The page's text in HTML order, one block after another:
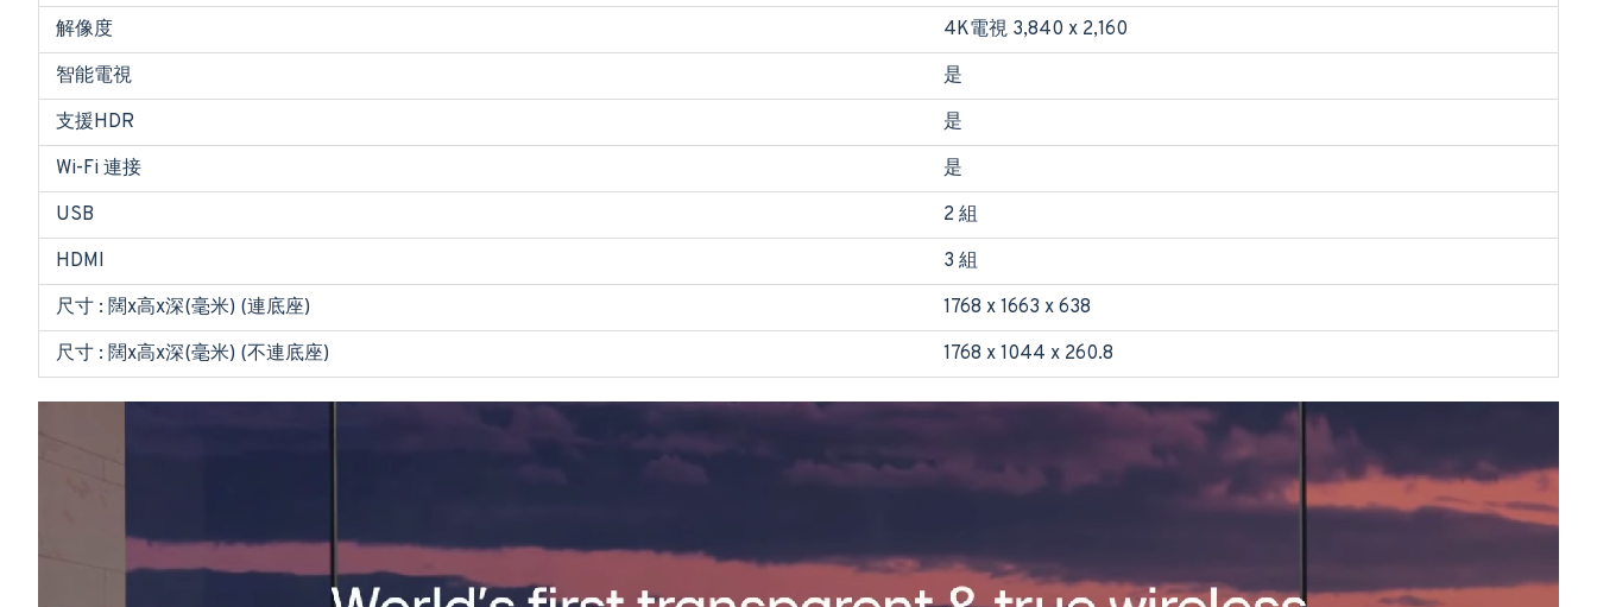
解像度
4K電視 3,840 x 2,160
智能電視
是
支援HDR
是
Wi-Fi 連接
是
USB
2 組
HDMI
3 組
尺寸 : 闊x高x深(毫米) (連底座)
1768 x 1663 x 638
尺寸 : 闊x高x深(毫米) (不連底座)
1768 x 1044 x 260.8